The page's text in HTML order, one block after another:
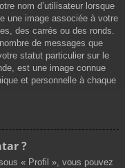
nom d’utilisateur lorsque
une image associée à votre
des carrés ou des ronds.
de messages que
statut particulier sur le
est une image connue
et personnelle à chaque
?
« Profil », vous pouvez